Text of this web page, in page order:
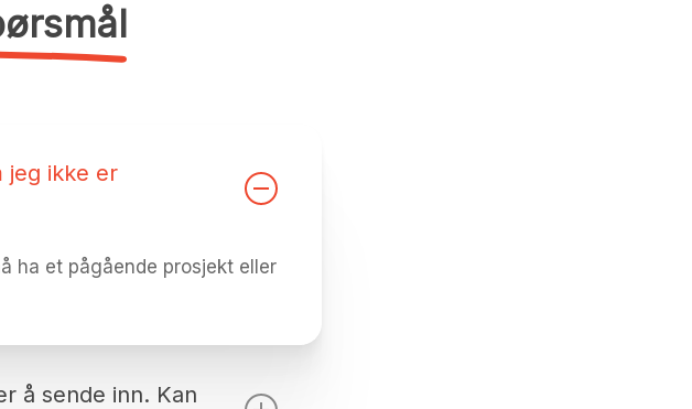
jeg ikke er
ha et pågående prosjekt eller
å sende inn. Kan